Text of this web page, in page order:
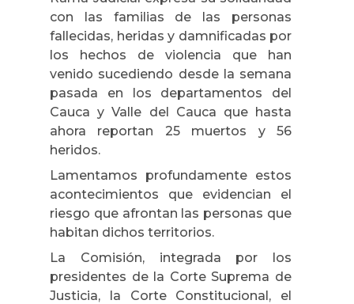
con las familias de las personas
fallecidas, heridas y damnificadas por
los hechos de violencia que han
venido sucediendo desde la semana
pasada en los departamentos del
Cauca y Valle del Cauca que hasta
ahora reportan 25 muertos y 56
heridos.
Lamentamos profundamente estos
acontecimientos que evidencian el
riesgo que afrontan las personas que
habitan dichos territorios.
La Comisión, integrada por los
presidentes de la Corte Suprema de
Justicia, la Corte Constitucional, el